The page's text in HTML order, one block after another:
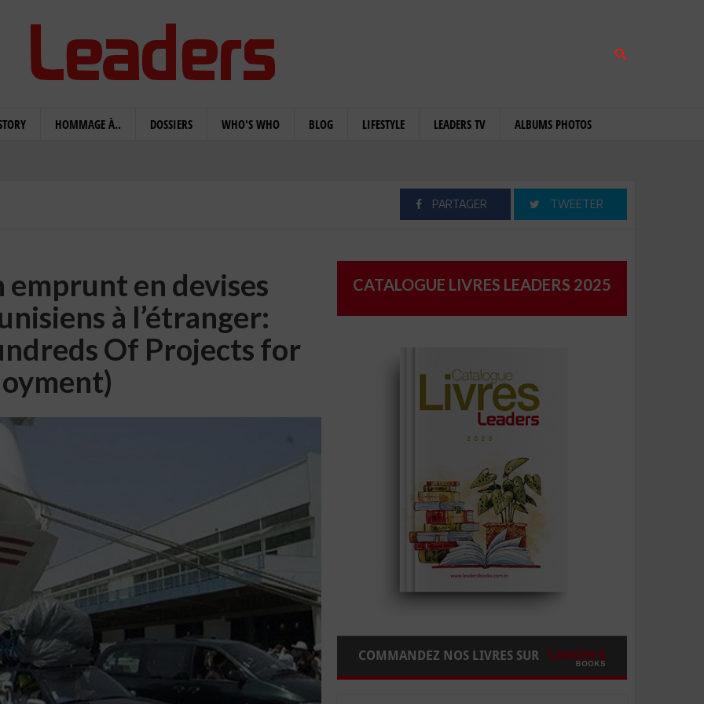
HOMMAGE À.. DOSSIERS WHO'S WHO BLOG LIFESTYLE LEADERS TV ALBUMS PHOTOS
PARTAGER TWEETER
en devises
à l’étranger:
Of Projects for
CATALOGUE LIVRES LEADERS 2025
COMMANDEZ NOS LIVRES SUR